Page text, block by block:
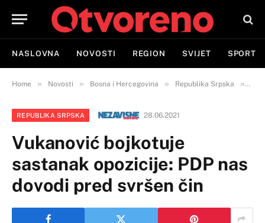
NASLOVNA NOVOSTI REGION SVIJET SPORT
Home » Novosti » Bosna i Hercegovina » Republika Srpska »
REPUBLIKA SRPSKA 28.06.2021
Vukanović bojkotuje
sastanak opozicije: PDP nas
dovodi pred svršen čin